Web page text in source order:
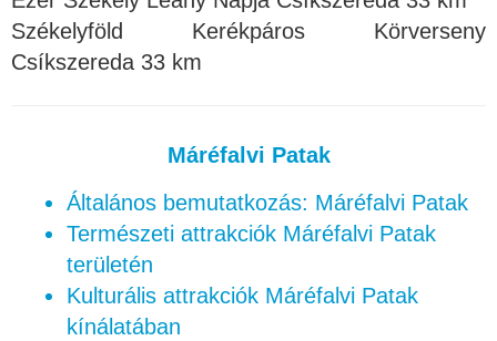
Székelyföld Kerékpáros Körverseny
Csíkszereda 33 km
Máréfalvi Patak
Általános bemutatkozás: Máréfalvi Patak
Természeti attrakciók Máréfalvi Patak
területén
Kulturális attrakciók Máréfalvi Patak
kínálatában